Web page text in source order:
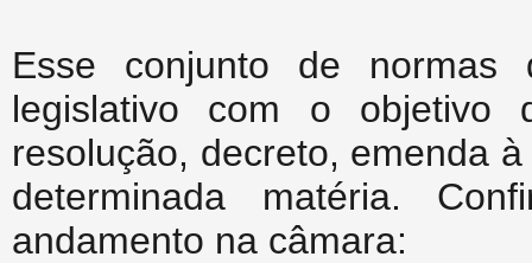
Esse conjunto de normas
legislativo com o objetivo
resolução, decreto, emenda
determinada matéria.
andamento na câmara: